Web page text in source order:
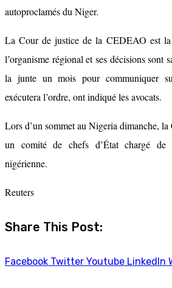
autoproclamés du Niger.
La Cour de justice de la CEDEAO est
l’organisme régional et ses décisions sont
la junte un mois pour communiquer
exécutera l’ordre, ont indiqué les avocats.
Lors d’un sommet au Nigeria dimanche,
un comité de chefs d’État chargé de
nigérienne.
Reuters
Share This Post:
Facebook Twitter Youtube LinkedIn